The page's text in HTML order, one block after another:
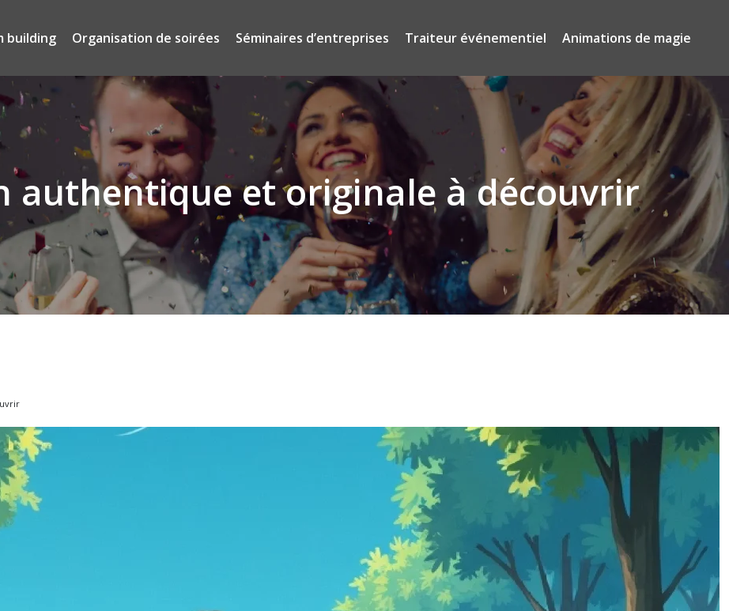
building Organisation de soirées Séminaires d’entreprises Traiteur événementiel Animations de magie
authentique et originale à découvrir